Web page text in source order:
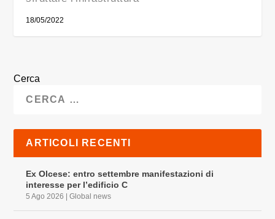
18/05/2022
Cerca
ARTICOLI RECENTI
Ex Olcese: entro settembre manifestazioni di
interesse per l’edificio C
5 Ago 2026 |Global news